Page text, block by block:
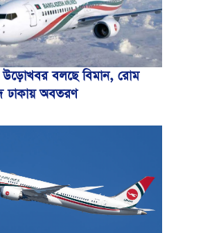
বলছে বিমান, রোম
ঢাকায় অবতরণ